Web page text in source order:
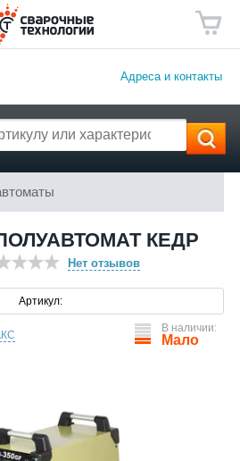
Адреса и контакты
КЕДР
Нет отзывов
Артикул:
В наличии:
Мало